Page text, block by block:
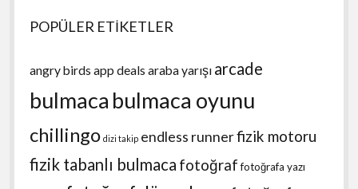
POPÜLER ETİKETLER
angry birds app deals araba yarışı arcade
bulmaca bulmaca oyunu
chillingo dizi takip endless runnerfizik motoru
fizik tabanlı bulmaca fotoğraf fotoğrafa yazı